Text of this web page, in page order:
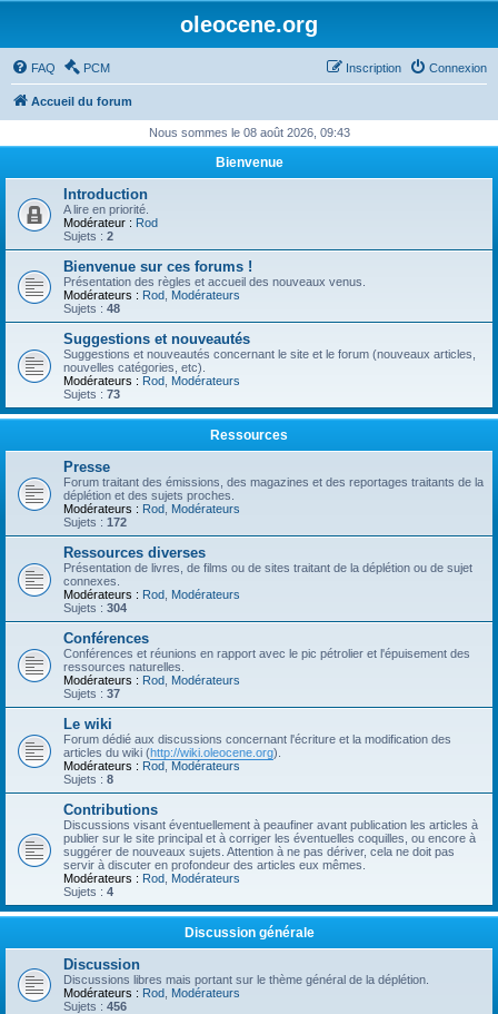
oleocene.org
FAQ PCM Connexion
Inscription
Accueil du forum
Nous sommes le 08 août 2026, 09:43
Bienvenue
Introduction
A lire en priorité.
Modérateur : Rod
Sujets : 2
Bienvenue sur ces forums !
Présentation des règles et accueil des nouveaux venus.
Modérateurs : Rod Modérateurs
Sujets : 48
Suggestions et nouveautés
Suggestions et nouveautés concernant le site et le forum (nouveaux articles,
nouvelles catégories, etc).
Modérateurs : Rod Modérateurs
Sujets : 73
Ressources
Presse
Forum traitant des émissions, des magazines et des reportages traitants de la
déplétion et des sujets proches.
Modérateurs : Rod Modérateurs
Sujets : 172
Ressources diverses
Présentation de livres, de films ou de sites traitant de la déplétion ou de sujet
connexes.
Modérateurs : Rod Modérateurs
Sujets : 304
Conférences
Conférences et réunions en rapport avec le pic pétrolier et l'épuisement des
ressources naturelles.
Modérateurs : Rod Modérateurs
Sujets : 37
Le wiki
Forum dédié aux discussions concernant l'écriture et la modification des
articles du wiki (http://wiki.oleocene.org).
Modérateurs : Rod Modérateurs
Sujets : 8
Contributions
Discussions visant éventuellement à peaufiner avant publication les articles à
publier sur le site principal et à corriger les éventuelles coquilles, ou encore à
suggérer de nouveaux sujets. Attention à ne pas dériver, cela ne doit pas
servir à discuter en profondeur des articles eux mêmes.
Modérateurs : Rod Modérateurs
Sujets : 4
Discussion générale
Discussion
Discussions libres mais portant sur le thème général de la déplétion.
Modérateurs : Rod Modérateurs
Sujets : 456